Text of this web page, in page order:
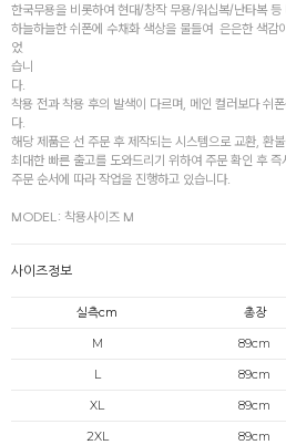
한국무용을 비롯하여 현대/창작 무용/워십복/난타복 등
하늘하늘한 쉬폰에 수채화 색상을 물들여 은은한 색감
었
습니
다.
착용 전과 착용 후의 발색이 다르며, 메인 컬러보다 쉬
다.
해당 제품은 선 주문 후 제작되는 시스템으로 교환, 환
최대한 빠른 출고를 도와드리기 위하여 주문 확인 후
주문 순서에 따라 작업을 진행하고 있습니다.
MODEL: 착용사이즈 M
사이즈정보
실측cm 총장
M
89cm
L
89cm
XL
89cm
2XL
89cm